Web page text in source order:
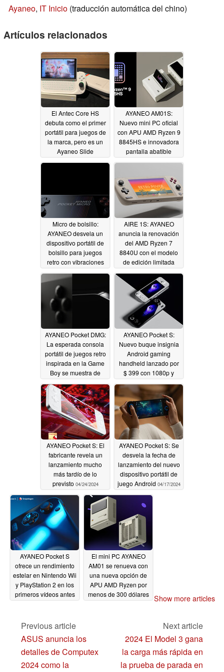
Ayaneo, IT Inicio (traducción automática del chino)
Artículos relacionados
El Antec Core HS
debuta como el primer
portátil para juegos de
la marca, pero es un
Ayaneo Slide
05/21/2024
AYANEO AM01S:
Nuevo mini PC oficial
con APU AMD Ryzen 9
8845HS e innovadora
pantalla abatible
05/18/2024
Micro de bolsillo:
AYANEO desvela un
dispositivo portátil de
bolsillo para juegos
retro con vibraciones
AIRE 1S: AYANEO
anuncia la renovación
del AMD Ryzen 7
8840U con el modelo
de edición limitada
05/18/2024
AYANEO Pocket DMG:
La esperada consola
portátil de juegos retro
inspirada en la Game
Boy se muestra de
fecha de lanzamiento
05/16/2024
AYANEO Pocket S:
Nuevo buque insignia
Android gaming
handheld lanzado por
$ 399 con 1080p y
pantalla04/27/2024
AYANEO Pocket S: El
fabricante revela un
lanzamiento mucho
más tardío de lo
previsto 04/24/2024
AYANEO Pocket S: Se
desvela la fecha de
lanzamiento del nuevo
dispositivo portátil de
juego Android 04/17/2024
AYANEO Pocket S
ofrece un rendimiento
estelar en Nintendo Wii
y PlayStation 2 en los
primeros vídeos antes
El mini PC AYANEO
AM01 se renueva con
una nueva opción de
APU AMD Ryzen por
menos de 300 dólares
Show more articles
Previous article
ASUS anuncia los
detalles de Computex
2024 como la
Next article
2024 El Model 3 gana
la carga más rápida en
la prueba de parada en